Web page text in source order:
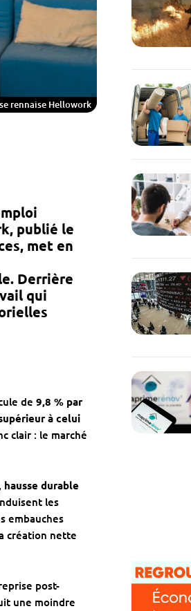
rennaise Hellowork
, publié le
met en
Derrière
qui
de 9,8 % par
à celui
clair : le marché
hausse durable
les
embauches
création nette
post-
une moindre